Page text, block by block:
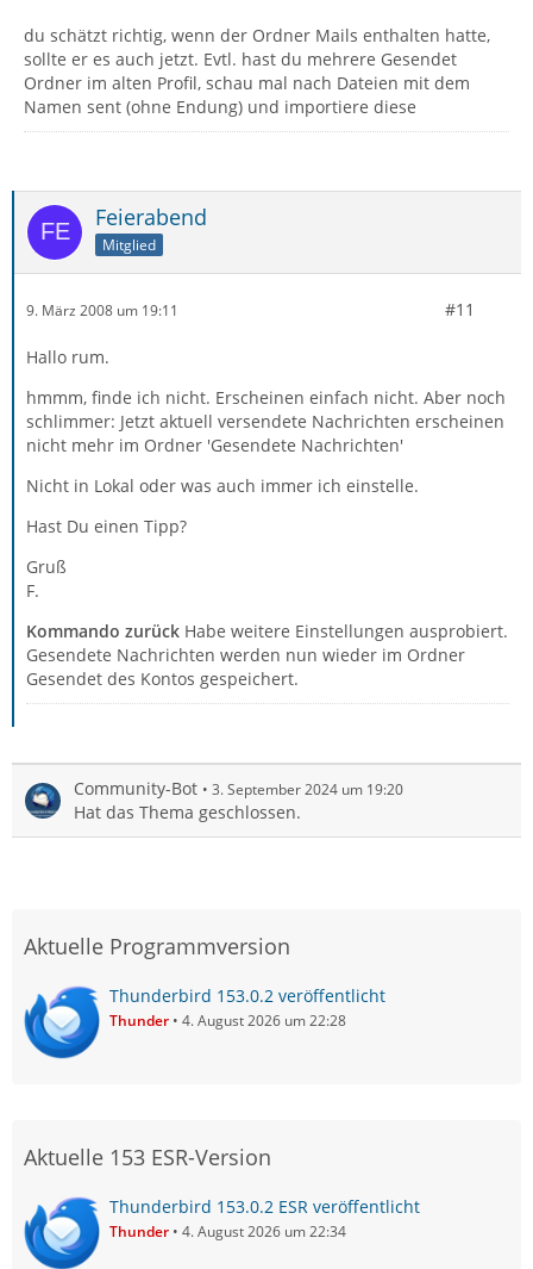
du schätzt richtig, wenn der Ordner Mails enthalten hatte,
sollte er es auch jetzt. Evtl. hast du mehrere Gesendet
Ordner im alten Profil, schau mal nach Dateien mit dem
Namen sent (ohne Endung) und importiere diese
Feierabend
Mitglied
9. März 2008 um 19:11 #11
Hallo rum.
hmmm, finde ich nicht. Erscheinen einfach nicht. Aber noch
schlimmer: Jetzt aktuell versendete Nachrichten erscheinen
nicht mehr im Ordner 'Gesendete Nachrichten'
Nicht in Lokal oder was auch immer ich einstelle.
Hast Du einen Tipp?
Gruß
F.
Kommando zurück Habe weitere Einstellungen ausprobiert.
Gesendete Nachrichten werden nun wieder im Ordner
Gesendet des Kontos gespeichert.
Community-Bot 3. September 2024 um 19:20
Hat das Thema geschlossen.
Aktuelle Programmversion
Thunderbird 153.0.2 veröffentlicht
Thunder 4. August 2026 um 22:28
Aktuelle 153 ESR-Version
Thunderbird 153.0.2 ESR veröffentlicht
Thunder 4. August 2026 um 22:34